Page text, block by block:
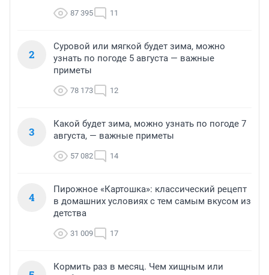
87 395 11
2
Суровой или мягкой будет зима, можно
узнать по погоде 5 августа — важные
приметы
78 173 12
3
Какой будет зима, можно узнать по погоде 7
августа, — важные приметы
57 082 14
4
Пирожное «Картошка»: классический рецепт
в домашних условиях с тем самым вкусом из
детства
31 009 17
Кормить раз в месяц. Чем хищным или